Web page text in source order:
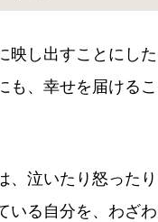
映し出すことにした
も、幸せを届けるこ
、泣いたり怒ったり
いる自分を、わざわ